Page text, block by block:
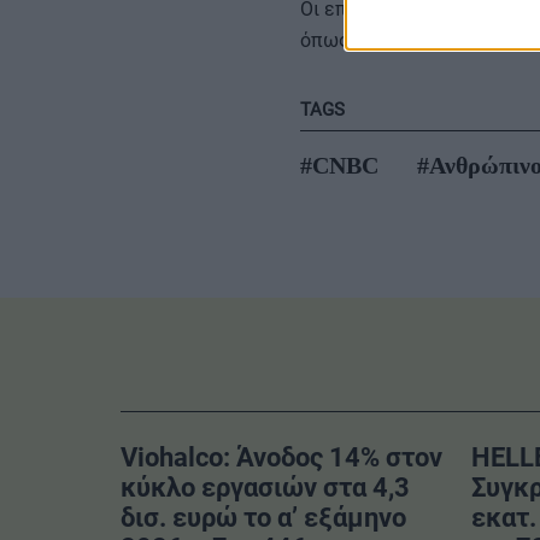
Οι επαγγελματίες με αυτά
όπως καταλήγει, «
TAGS
#CNBC
Viohalco: Άνοδος 14% στον
κύκλο εργασιών στα 4,3
δισ. ευρώ το α’ εξάμηνο